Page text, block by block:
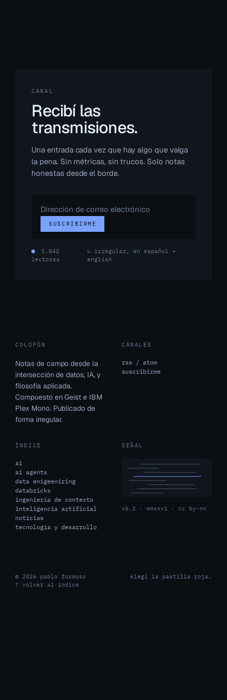
CANAL
Recibí las
transmisiones.
Una entrada cada vez que hay algo que valga
la pena. Sin métricas, sin trucos. Solo notas
honestas desde el borde.
Dirección
de
correo
SUSCRIBIRME
1.842
lectores
↳ irregular, en español +
english
COLOFÓN
Notas de campo desde la
intersección de datos, IA, y
filosofía aplicada.
Compuesto en Geist e IBM
Plex Mono. Publicado de
forma irregular.
CANALES
rss / atom
suscribirme
ÍNDICE
ai
ai agents
data enigeeniring
databricks
ingeniería de contexto
inteligencia artificial
noticias
tecnología y desarrollo
SEÑAL
v6.2 · mmxxvi · cc by-nc
© 2026 pablo formoso
elegí la pastilla roja.
↑ volver al índice